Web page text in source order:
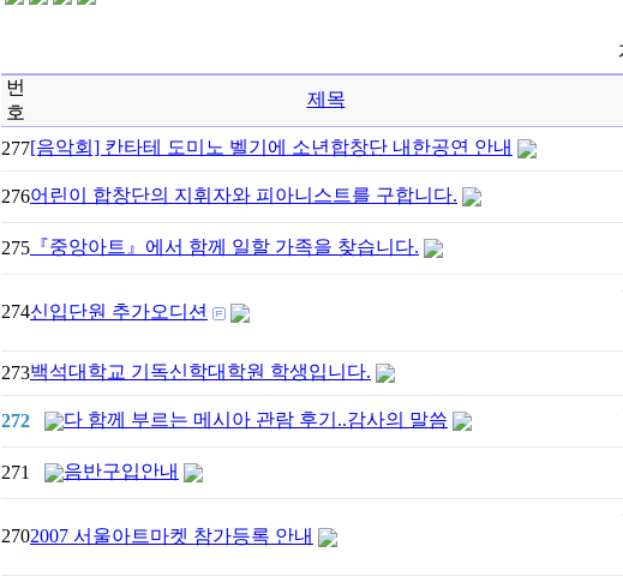
번
호
제목
277[음악회] 칸타테 도미노 벨기에 소년합창단 내한공연 안내
276어린이 합창단의 지휘자와 피아니스트를 구합니다.
275 『중앙아트』에서 함께 일할 가족을 찾습니다.
274신입단원 추가오디션
273백석대학교 기독신학대학원 학생입니다.
272 다 함께 부르는 메시아 관람 후기..감사의 말씀
271 음반구입안내
2702007 서울아트마켓 참가등록 안내